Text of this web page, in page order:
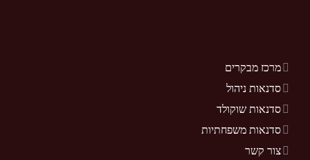
מרכז מבקרים
סדנאות ניהול
סדנאות שוקולד
סדנאות משפחתיות
צור קשר